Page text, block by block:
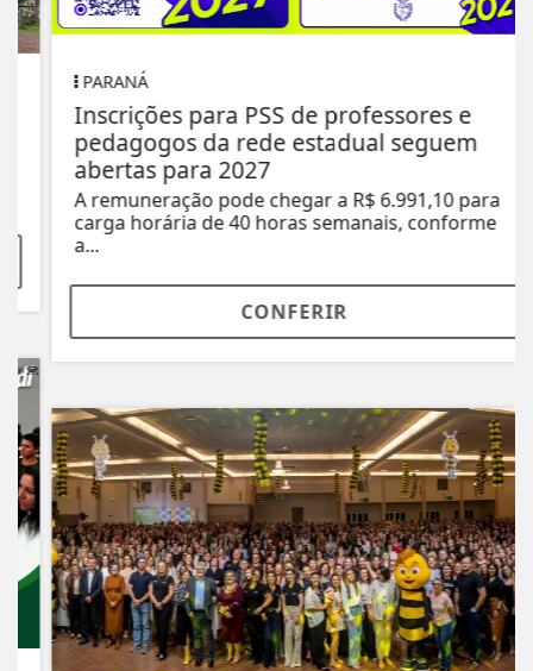
PARANÁ
Inscrições para PSS de professores e
pedagogos da rede estadual seguem
abertas para 2027
A remuneração pode chegar a R$ 6.991,10 para
carga horária de 40 horas semanais, conforme
CONFERIR